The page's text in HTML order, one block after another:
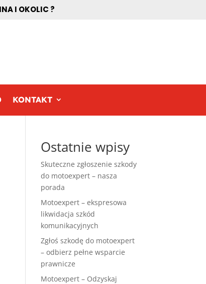
I OKOLIC ?
KONTAKT
Ostatnie wpisy
Skuteczne zgłoszenie szkody
do motoexpert – nasza
porada
Motoexpert – ekspresowa
likwidacja szkód
komunikacyjnych
Zgłoś szkodę do motoexpert
– odbierz pełne wsparcie
prawnicze
Motoexpert – Odzyskaj